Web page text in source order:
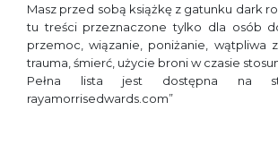
Masz przed sobą książkę z gatunku dark
tu treści przeznaczone tylko dla osób
przemoc, wiązanie, poniżanie, wątpliwa
trauma, śmierć, użycie broni w czasie
Pełna lista jest dostępna na
rayamorrisedwards.com”